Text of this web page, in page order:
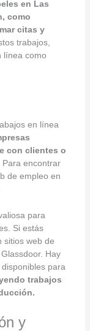
en Las
como
citas y
trabajos,
línea como
en línea
con clientes o
. Para encontrar
de empleo en
para
Si estás
sitios web de
Hay
para
trabajos
y